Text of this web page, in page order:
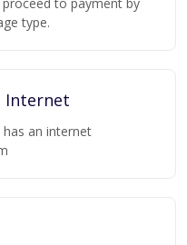
type.
Internet
an internet